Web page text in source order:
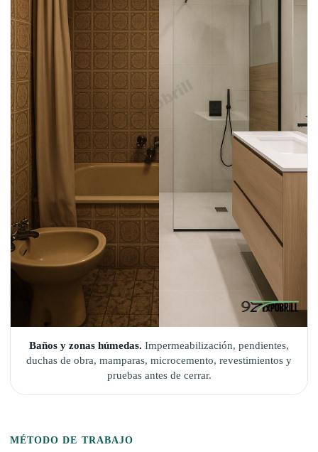
Baños y zonas húmedas. Impermeabilización, pendientes,
duchas de obra, mamparas, microcemento, revestimientos y
pruebas antes de cerrar.
MÉTODO DE TRABAJO